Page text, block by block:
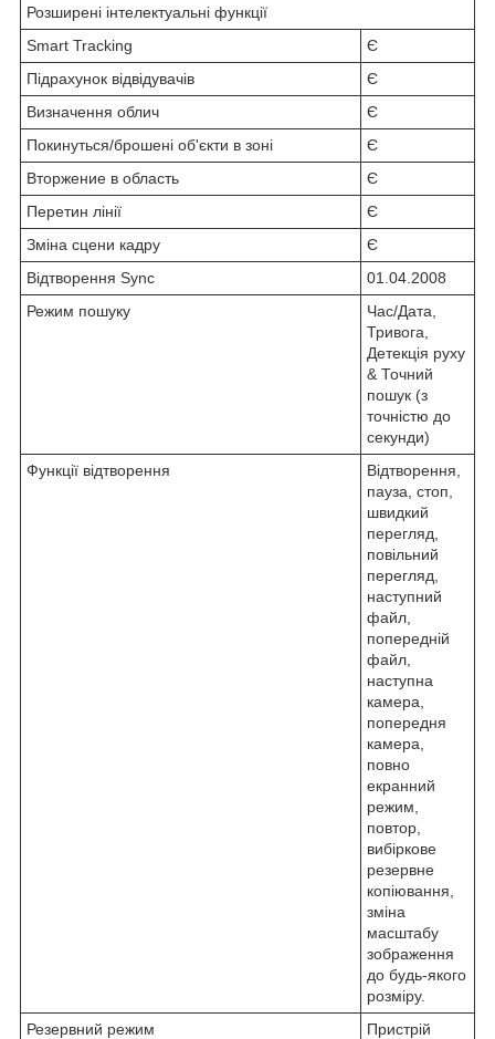
Розширені інтелектуальні функції
Smart Tracking
Є
Підрахунок відвідувачів
Є
Визначення облич
Є
Покинуться/брошені об'єкти в зоні
Є
Вторжение в область
Є
Перетин лінії
Є
Зміна сцени кадру
Є
Відтворення Sync
01.04.2008
Режим пошуку
Час/Дата,
Тривога,
Детекція руху
& Точний
пошук (з
точністю до
секунди)
Функції відтворення
Відтворення,
пауза, стоп,
швидкий
перегляд,
повільний
перегляд,
наступний
файл,
попередній
файл,
наступна
камера,
попередня
камера,
повно
екранний
режим,
повтор,
вибіркове
резервне
копіювання,
зміна
масштабу
зображення
до будь-якого
розміру.
Резервний режим
Пристрій